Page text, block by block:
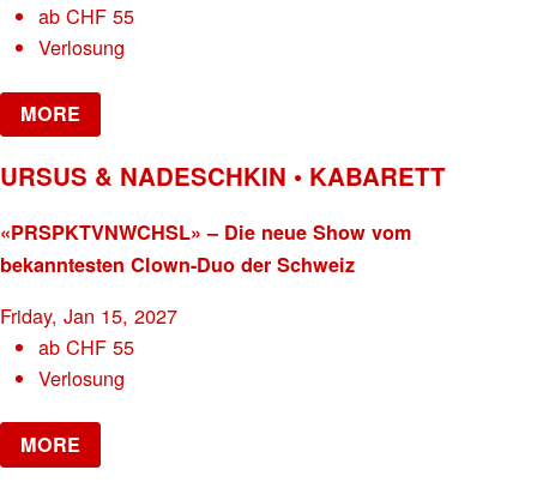
abCHF 55
Verlosung
MORE
URSUS & NADESCHKIN • KABARETT
«PRSPKTVNWCHSL» – Die neue Show vom
bekanntesten Clown-Duo der Schweiz
Friday, Jan 15, 2027
abCHF 55
Verlosung
MORE